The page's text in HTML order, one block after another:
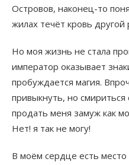
Островов, наконец-то
жилах течёт кровь другой
Но моя жизнь не стала
император оказывает
пробуждается магия.
привыкнуть, но
продать меня замуж как
Нет! я так не могу!
В моём сердце есть место